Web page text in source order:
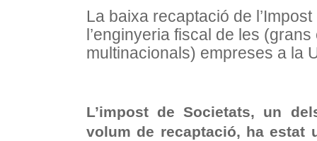
La baixa recaptació de
l’enginyeria fiscal de les
multinacionals) empreses a la
L’impost de Societats, un
volum de recaptació, ha estat